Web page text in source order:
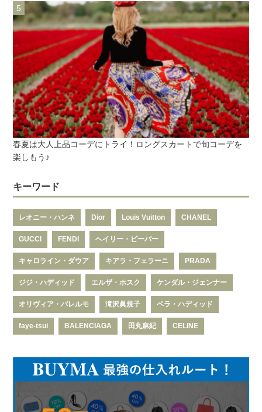
春夏は大人上品コーデにトライ！ロングスカートで旬コーデを
楽しもう♪
キーワード
レオニー・ハンネ Dior Louis Vuitton CHANEL
GUCCI FENDI ヘイリー・ビーバー
キャロライン・ダウア キアラ・フェラーニ PRADA
ジジ・ハディッド エルザ・ホスク ケンダル・ジェンナー
オリヴィア・パレルモ 滝沢眞規子 ベラ・ハディッド
faye-tsui BALENCIAGA 田丸麻紀 CELINE